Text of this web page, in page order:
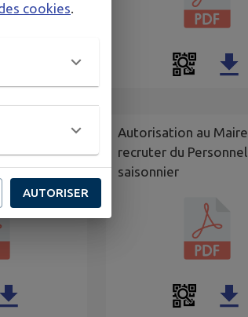
maj
Autorisation au
recruter du Personnel
saisonnier
cookies.
AUTORISER